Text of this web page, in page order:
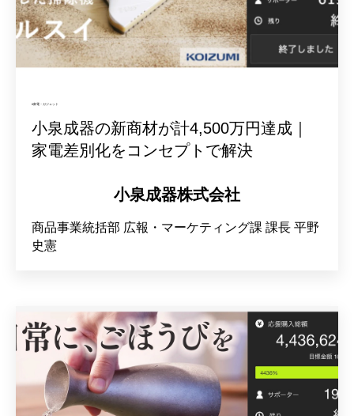
#家電・ガジェット
小泉成器の新商材が計4,500万円達成｜
家電差別化をコンセプトで解決
小泉成器株式会社
商品事業統括部 広報・マーケティング課 課長 平野
史憲